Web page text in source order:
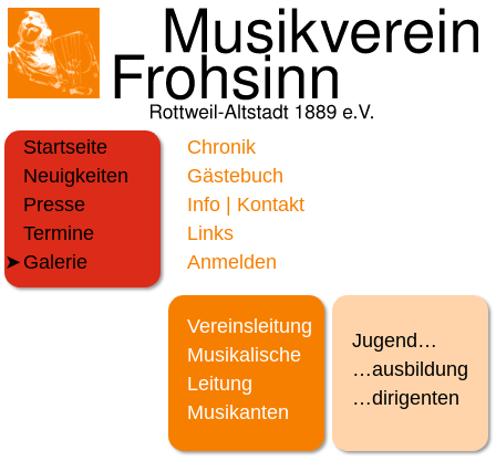
Startseite
Neuigkeiten
Presse
Termine
Galerie
Chronik
Gästebuch
Info | Kontakt
Links
Anmelden
Vereinsleitung
Musikalische
Leitung
Musikanten
Jugend…
…ausbildung
…dirigenten